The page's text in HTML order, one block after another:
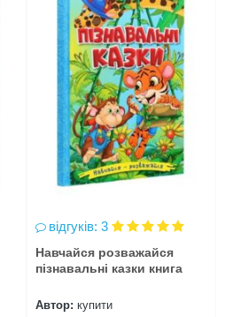
відгуків: 3
Навчайся розважайся
пізнавальні казки книга
Автор: купити